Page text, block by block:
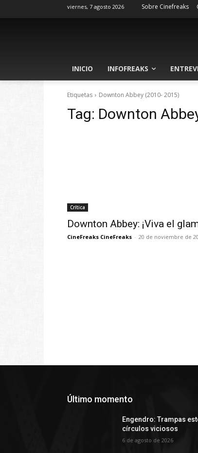
viernes, 7 agosto 2026 Sobre Cinefreaks
INICIO INFOFREAKS
Etiquetas Downton Abbey (2010- 2015)
Tag: Downton
Crítica
Downton Abbey: ¡Viva el
CineFreaks CineFreaks - 20 de noviembre de
Último momento
Engendro: Trampas
círculos viciosos
6 de agosto de 2026